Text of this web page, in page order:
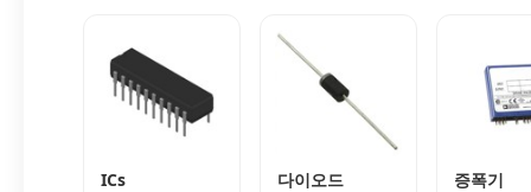
ICs 다이오드 증폭기